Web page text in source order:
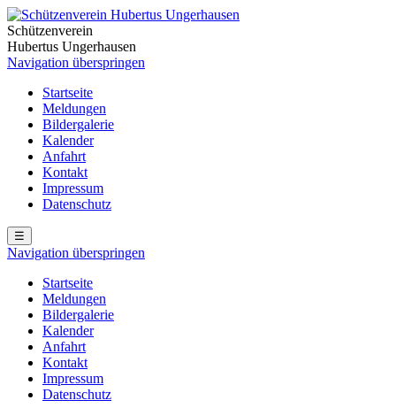
Schützenverein
Hubertus Ungerhausen
Navigation überspringen
Startseite
Meldungen
Bildergalerie
Kalender
Anfahrt
Kontakt
Impressum
Datenschutz
☰
Navigation überspringen
Startseite
Meldungen
Bildergalerie
Kalender
Anfahrt
Kontakt
Impressum
Datenschutz